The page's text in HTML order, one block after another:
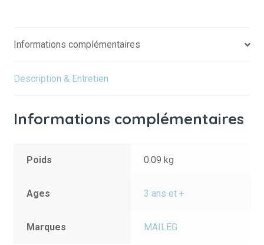
Informations complémentaires
Description & Entretien
Informations complémentaires
Poids 0.09 kg
Ages 3 ans et +
Marques MAILEG